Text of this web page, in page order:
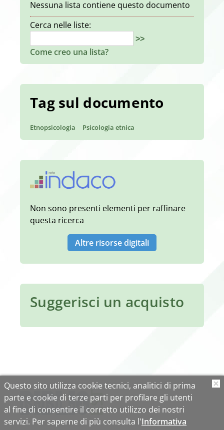
Nessuna lista contiene questo documento
Cerca nelle liste:
>>
Come creo una lista?
Tag sul documento
Etnopsicologia Psicologia etnica
Non sono presenti elementi per raffinare
questa ricerca
Altre risorse digitali
Suggerisci un acquisto
Questo sito utilizza cookie tecnici, analitici di prima
parte e cookie di terze parti per profilare gli utenti
al fine di consentire il corretto utilizzo dei nostri
servizi. Per saperne di più consulta l'Informativa